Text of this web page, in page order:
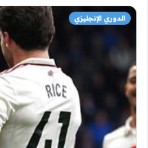
الدوري الإنجليزي